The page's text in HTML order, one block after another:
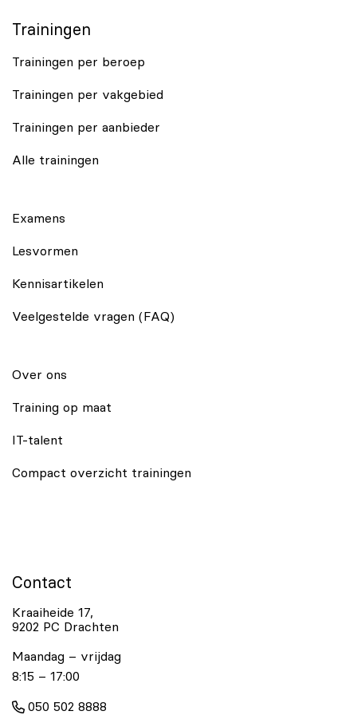
Trainingen
Trainingen per beroep
Trainingen per vakgebied
Trainingen per aanbieder
Alle trainingen
Examens
Lesvormen
Kennisartikelen
Veelgestelde vragen (FAQ)
Over ons
Training op maat
IT-talent
Compact overzicht trainingen
Contact
Kraaiheide 17,
9202 PC Drachten
Maandag – vrijdag
8:15 – 17:00
050 502 8888